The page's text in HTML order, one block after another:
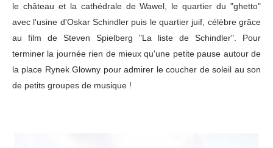
le château et la cathédrale de Wawel, le quartier du "ghetto"
avec l'usine d'Oskar Schindler puis le quartier juif, célèbre grâce
au film de Steven Spielberg "La liste de Schindler". Pour
terminer la journée rien de mieux qu'une petite pause autour de
la place Rynek Glowny pour admirer le coucher de soleil au son
de petits groupes de musique !